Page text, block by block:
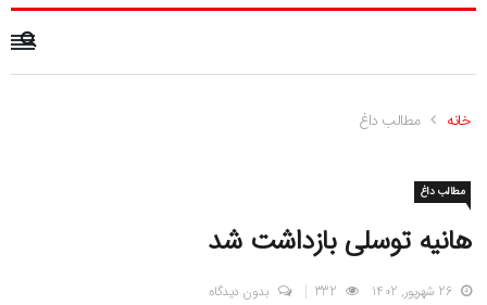
خانه مطالب داغ
مطالب داغ
هانیه توسلی بازداشت شد
26 شهریور, 1402 بدون دیدگاه